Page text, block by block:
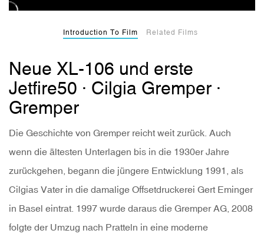
Introduction To Film Related Films
Neue XL-106 und erste
Jetfire50 · Cilgia Gremper ·
Gremper
Die Geschichte von Gremper reicht weit zurück. Auch
wenn die ältesten Unterlagen bis in die 1930er Jahre
zurückgehen, begann die jüngere Entwicklung 1991, als
Cilgias Vater in die damalige Offsetdruckerei Gert Eminger
in Basel eintrat. 1997 wurde daraus die Gremper AG, 2008
folgte der Umzug nach Pratteln in eine moderne